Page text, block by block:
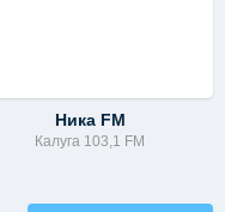
Ника FM
Калуга 103,1 FM